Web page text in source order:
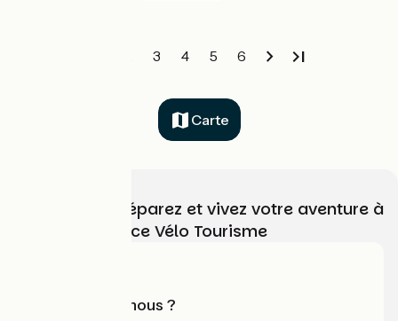
3 4 5 6
Carte
Choisissez, préparez et vivez votre aventure à
vélo avec France Vélo Tourisme
Qui sommes-nous ?